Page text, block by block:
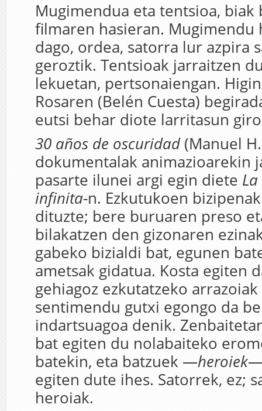
Mugimendua eta tentsioa, biak
filmaren hasieran. Mugimendu
dago, ordea, satorra lur azpira
geroztik. Tentsioak jarraitzen
lekuetan, pertsonaiengan.
Rosaren (Belén Cuesta)
eutsi behar diote larritasun
30 años de oscuridad(Manuel
dokumentalak animazioarekin
pasarte ilunei argi egin diete
infinita-n. Ezkutukoen
dituzte; bere buruaren preso
bilakatzen den gizonaren
gabeko bizialdi bat, egunen
ametsak gidatua. Kosta egiten
gehiagoz ezkutatzeko
sentimendu gutxi egongo da
indartsuagoa denik.
bat egiten du nolabaiteko
batekin, eta batzuek —heroiek—
egiten dute ihes. Satorrek, ez;
heroiak.